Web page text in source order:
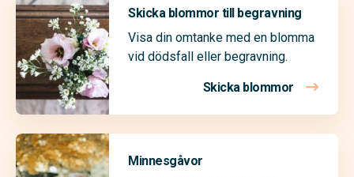
Skicka blommor till begravning
Visa din omtanke med en blomma
vid dödsfall eller begravning.
Skicka blommor
Minnesgåvor